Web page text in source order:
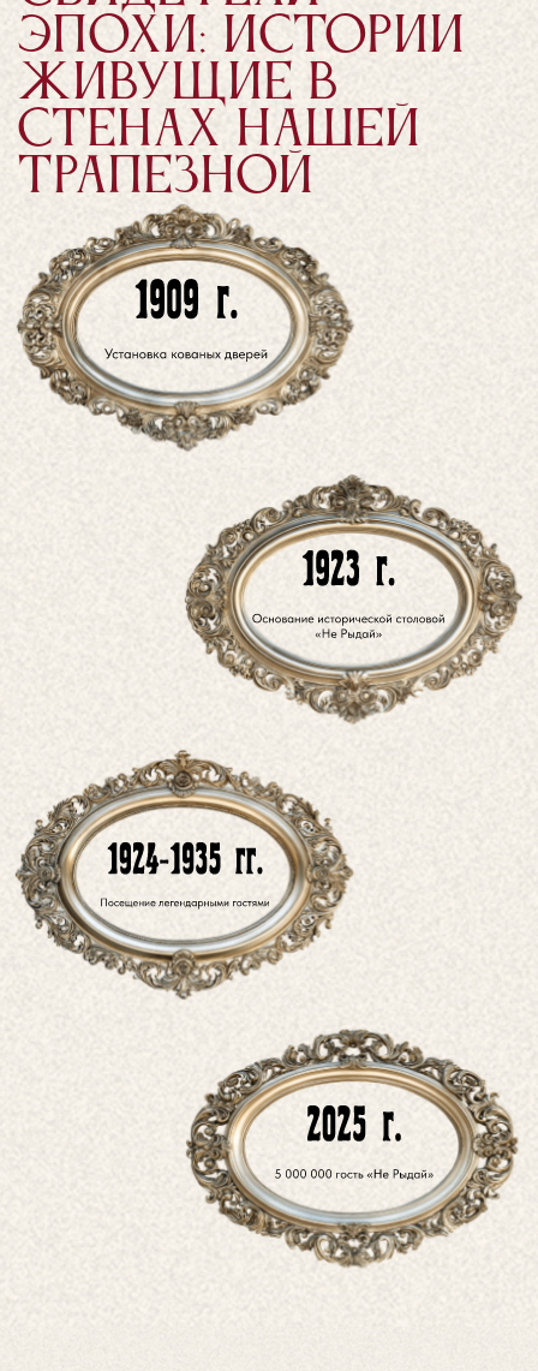
ЛЕГЕНДАРНЫЕ
ГОСТИ
Адмирал колчак
Вершил судьбы России за нашим столом
хо ши мин
Планировал революцию за чашкой
нашего чая
сергей лазо и всеволод